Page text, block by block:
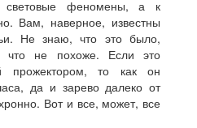
световые феномены, а к
Вам, наверное, известны
Не знаю, что это было,
не похоже. Если это
прожектором, то как он
да и зарево далеко от
Вот и все, может, все